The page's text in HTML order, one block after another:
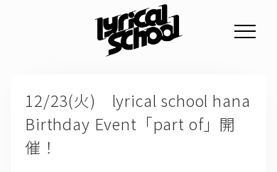
12/23(火) lyrical school hana
Birthday Event「part of」開
催！
PROFILE
SCHEDULE